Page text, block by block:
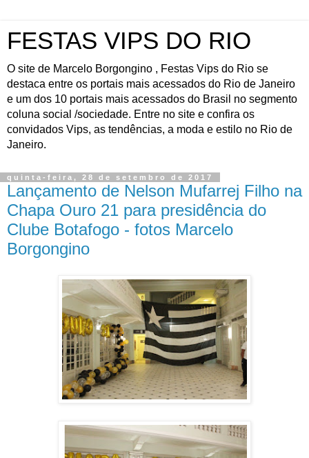
FESTAS VIPS DO RIO
O site de Marcelo Borgongino , Festas Vips do Rio se
destaca entre os portais mais acessados do Rio de Janeiro
e um dos 10 portais mais acessados do Brasil no segmento
coluna social /sociedade. Entre no site e confira os
convidados Vips, as tendências, a moda e estilo no Rio de
Janeiro.
quinta-feira, 28 de setembro de 2017
Lançamento de Nelson Mufarrej Filho na
Chapa Ouro 21 para presidência do
Clube Botafogo - fotos Marcelo
Borgongino